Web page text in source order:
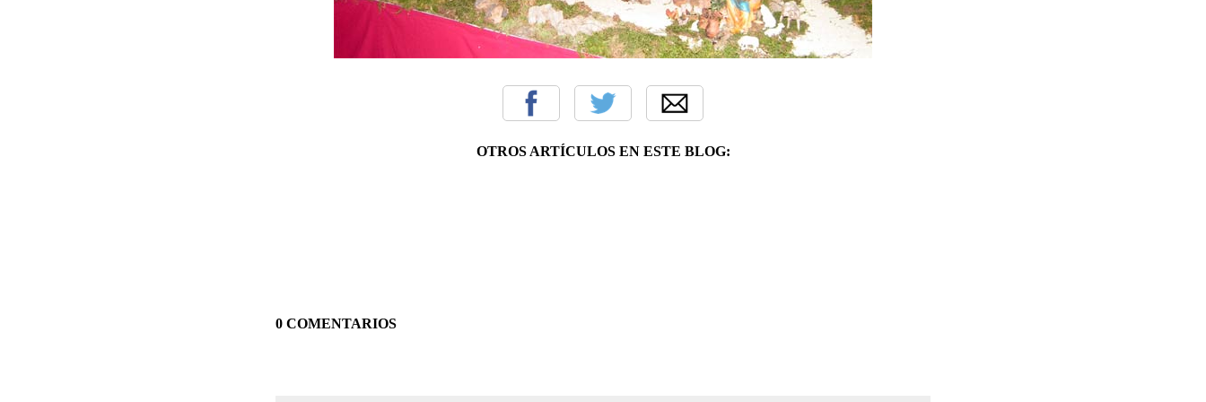
OTROS ARTÍCULOS EN ESTE BLOG:
0 COMENTARIOS